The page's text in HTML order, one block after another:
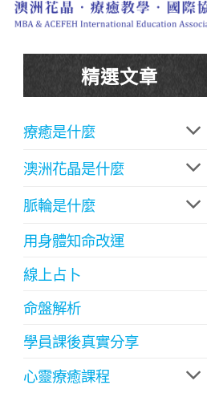
精選文章
療癒是什麼
澳洲花晶是什麼
脈輪是什麼
用身體知命改運
線上占卜
命盤解析
學員課後真實分享
心靈療癒課程